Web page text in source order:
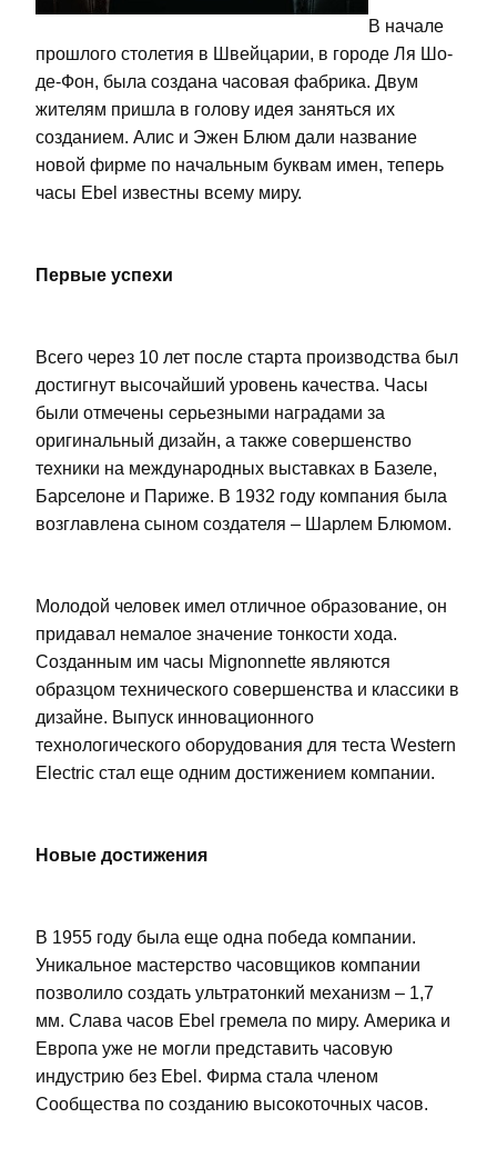
В начале
прошлого столетия в Швейцарии, в городе Ля Шо-
де-Фон, была создана часовая фабрика. Двум
жителям пришла в голову идея заняться их
созданием. Алис и Эжен Блюм дали название
новой фирме по начальным буквам имен, теперь
часы Ebel известны всему миру.
Первые успехи
Всего через 10 лет после старта производства был
достигнут высочайший уровень качества. Часы
были отмечены серьезными наградами за
оригинальный дизайн, а также совершенство
техники на международных выставках в Базеле,
Барселоне и Париже. В 1932 году компания была
возглавлена сыном создателя – Шарлем Блюмом.
Молодой человек имел отличное образование, он
придавал немалое значение тонкости хода.
Созданным им часы Mignonnette являются
образцом технического совершенства и классики в
дизайне. Выпуск инновационного
технологического оборудования для теста Western
Electric стал еще одним достижением компании.
Новые достижения
В 1955 году была еще одна победа компании.
Уникальное мастерство часовщиков компании
позволило создать ультратонкий механизм – 1,7
мм. Слава часов Ebel гремела по миру. Америка и
Европа уже не могли представить часовую
индустрию без Ebel. Фирма стала членом
Сообщества по созданию высокоточных часов.